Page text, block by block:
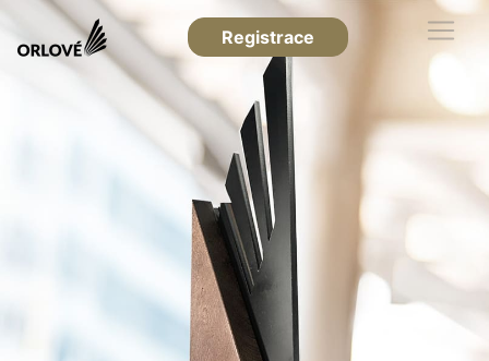
Registrace